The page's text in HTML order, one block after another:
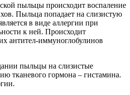
пыльцы происходит воспаление
Пыльца попадает на слизистую
в виде аллергии при
к ней. Происходит
антител-иммуноглобулинов
пыльцы на слизистые
тканевого гормона – гистамина.